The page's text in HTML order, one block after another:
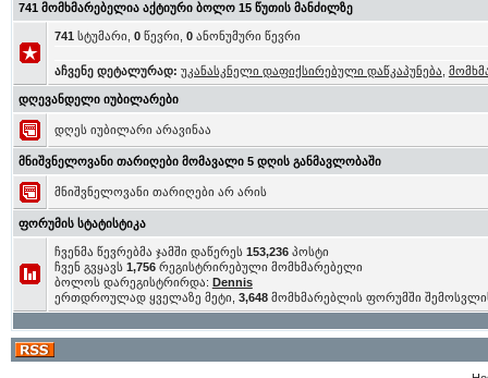
741 მომხმარებელია აქტიური ბოლო 15 წუთის მანძილზე
741 სტუმარი, 0წევრი, 0ანონუმური წევრი
აჩვენე დეტალურად: უკანასკნელი დაფიქსირებული დაწკაპუნება
დღევანდელი იუბილარები
დღეს იუბილარი არავინაა
მნიშვნელოვანი თარიღები მომავალი 5 დღის განმავლობაში
მნიშვნელოვანი თარიღები არ არის
ფორუმის სტატისტიკა
ჩვენმა წევრებმა ჯამში დაწერეს 153,236პოსტი
ჩვენ გვყავს 1,756რეგისტრირებული მომხმარებელი
ბოლოს დარეგისტრირდა: Dennis
ერთდროულად ყველაზე მეტი, 3,648მომხმარებლის ფორუმში